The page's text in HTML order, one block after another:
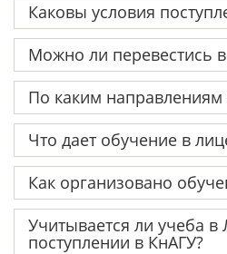
Каковы условия
Можно ли перевестись
По каким
Что дает обучение в
Как организовано
Учитывается ли учеба в
поступлении в КнАГУ?